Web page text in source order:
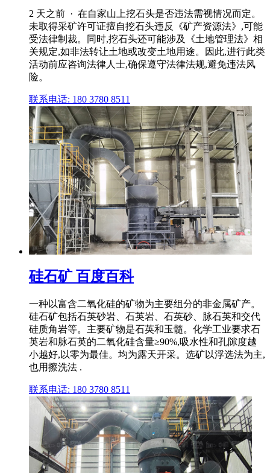
2 天之前 · 在自家山上挖石头是否违法需视情况而定。
未取得采矿许可证擅自挖石头违反《矿产资源法》,可能
受法律制裁。同时,挖石头还可能涉及《土地管理法》相
关规定,如非法转让土地或改变土地用途。因此,进行此类
活动前应咨询法律人士,确保遵守法律法规,避免违法风
险。
联系电话: 180 3780 8511
硅石矿 百度百科
一种以富含二氧化硅的矿物为主要组分的非金属矿产。
硅石矿包括石英砂岩、石英岩、石英砂、脉石英和交代
硅质角岩等。主要矿物是石英和玉髓。化学工业要求石
英岩和脉石英的二氧化硅含量≥90%,吸水性和孔隙度越
小越好,以零为最佳。均为露天开采。选矿以浮选法为主,
也用擦洗法 .
联系电话: 180 3780 8511